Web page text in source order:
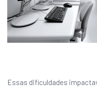
Essas dificuldades